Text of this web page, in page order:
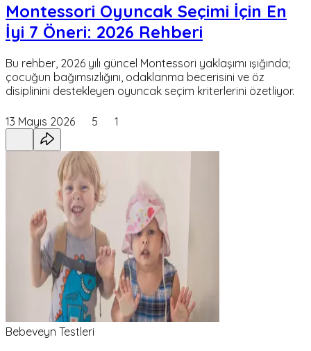
Montessori Oyuncak Seçimi İçin En
İyi 7 Öneri: 2026 Rehberi
Bu rehber, 2026 yılı güncel Montessori yaklaşımı ışığında;
çocuğun bağımsızlığını, odaklanma becerisini ve öz
disiplinini destekleyen oyuncak seçim kriterlerini özetliyor.
13 Mayıs 2026 5 1
Bebeveyn Testleri